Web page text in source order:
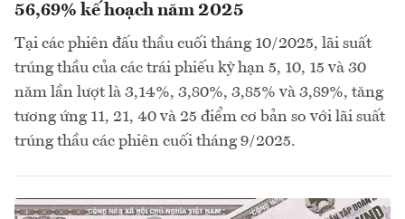
56,69% kế hoạch năm 2025
Tại các phiên đấu thầu cuối tháng 10/2025, lãi suất
trúng thầu của các trái phiếu kỳ hạn 5, 10, 15 và 30
năm lần lượt là 3,14%, 3,80%, 3,85% và 3,89%, tăng
tương ứng 11, 21, 40 và 25 điểm cơ bản so với lãi suất
trúng thầu các phiên cuối tháng 9/2025.